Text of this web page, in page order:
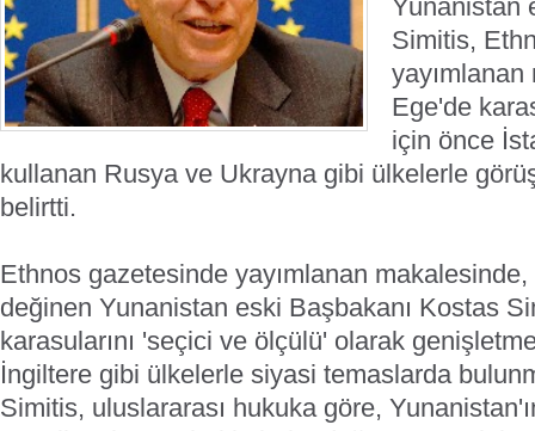
Yunanistan
Simitis,
yayımlanan
Ege'de
için önce
kullanan Rusya ve Ukrayna gibi ülkelerle
belirtti.
Ethnos gazetesinde yayımlanan
değinen Yunanistan eski Başbakanı Kostas
karasularını 'seçici ve ölçülü' olarak
İngiltere gibi ülkelerle siyasi temaslarda
Simitis, uluslararası hukuka göre,